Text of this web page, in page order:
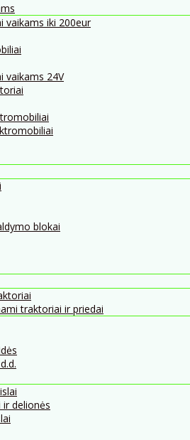
vaikams iki 200eur
vaikams 24V
blokai
traktoriai ir priedai
delionės